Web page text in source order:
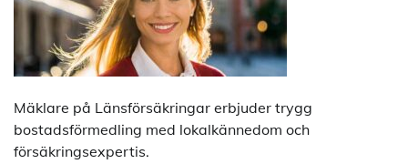
Mäklare på Länsförsäkringar erbjuder trygg
bostadsförmedling med lokalkännedom och
försäkringsexpertis.